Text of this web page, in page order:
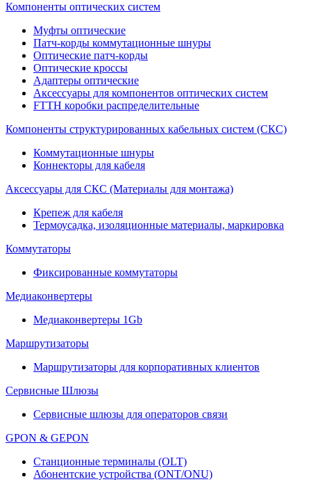
Компоненты оптических систем
Муфты оптические
Патч-корды коммутационные шнуры
Оптические патч-корды
Оптические кроссы
Адаптеры оптические
Аксессуары для компонентов оптических систем
FTTH коробки распределительные
Компоненты структурированных кабельных систем (СКС)
Коммутационные шнуры
Коннекторы для кабеля
Аксессуары для СКС (Материалы для монтажа)
Крепеж для кабеля
Термоусадка, изоляционные материалы, маркировка
Коммутаторы
Фиксированные коммутаторы
Медиаконвертеры
Медиаконвертеры 1Gb
Маршрутизаторы
Маршрутизаторы для корпоративных клиентов
Сервисные Шлюзы
Сервисные шлюзы для операторов связи
GPON & GEPON
Станционные терминалы (OLT)
Абонентские устройства (ONT/ONU)